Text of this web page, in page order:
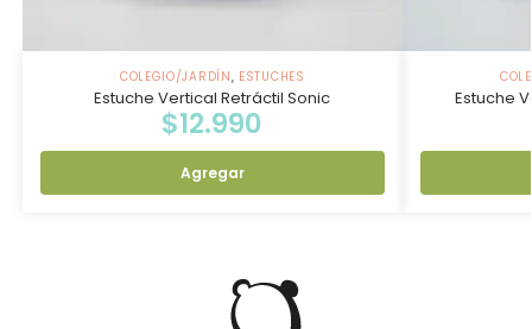
COLEGIO/JARDÍN, ESTUCHES
Estuche Vertical Retráctil Sonic
$12.990
Agregar
Estuche